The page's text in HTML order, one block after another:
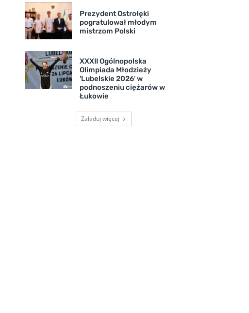
Prezydent Ostrołęki
pogratulował młodym
mistrzom Polski
XXXII Ogólnopolska
Olimpiada Młodzieży
'Lubelskie 2026′ w
podnoszeniu ciężarów w
Łukowie
Załaduj więcej